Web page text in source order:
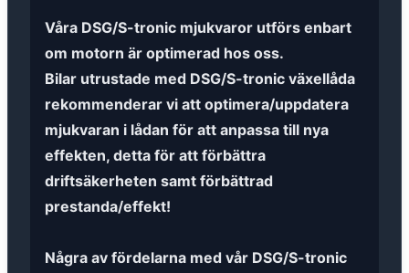
Våra DSG/S-tronic mjukvaror utförs enbart
om motorn är optimerad hos oss.
Bilar utrustade med DSG/S-tronic växellåda
rekommenderar vi att optimera/uppdatera
mjukvaran i lådan för att anpassa till nya
effekten, detta för att förbättra
driftsäkerheten samt förbättrad
prestanda/effekt!
Några av fördelarna med vår DSG/S-tronic